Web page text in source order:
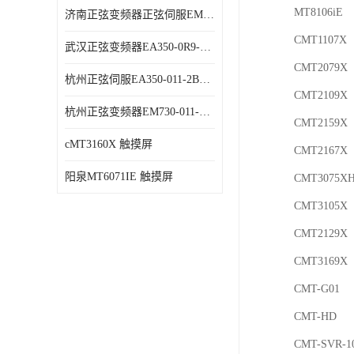
济南正弦变频器正弦伺服EM730-315-3代理商 变频器 代理商销售
武汉正弦变频器EA350-0R9-1B代理商 变频器 代理商销售
杭州正弦伺服EA350-011-2B代理商 变频器 代理商销售
杭州正弦变频器EM730-011-3B代理商 变频器 代理商销售
cMT3160X 触摸屏
阳泉MT6071IE 触摸屏
MT8106iE
CMT1107X
CMT2079X
CMT2109X
CMT2159X
CMT2167X
CMT3105X
CMT2129X
CMT3169X
CMT-G01
CMT-HD
CMT-SVR-